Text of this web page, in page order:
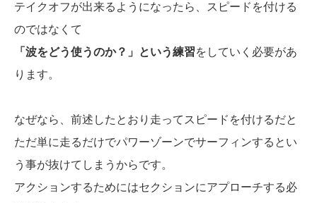
テイクオフが出来るようになったら、スピードを付ける
のではなくて
「波をどう使うのか？」という練習をしていく必要があ
ります。
なぜなら、前述したとおり走ってスピードを付けるだと
ただ単に走るだけでパワーゾーンでサーフィンするとい
う事が抜けてしまうからです。
アクションするためにはセクションにアプローチする必